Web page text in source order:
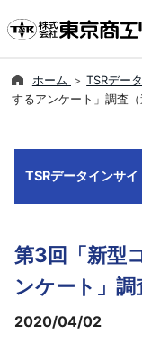
ホーム TSRデー
するアンケート」調査（
TSRデータインサイ
第3回「新型
ンケート」調
2020/04/02